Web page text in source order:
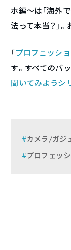
ホ編〜は「海外
法って本当？」。
「プロフェッシ
す。すべてのバ
聞いてみようシ
カメラ/ガジ
プロフェッ